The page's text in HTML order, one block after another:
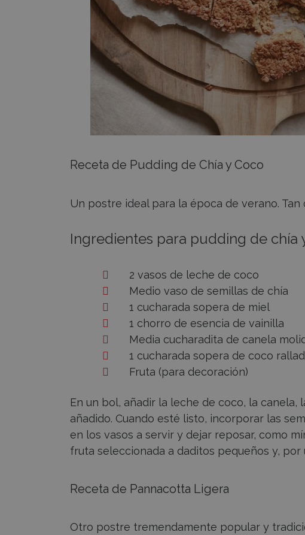
Receta de Pudding de Chía y Coco
Un postre ideal para la época de verano.
Ingredientes para pudding de chía
2 vasos de leche de coco
Medio vaso de semillas de chía
1 cucharada sopera de miel
1 chorro de esencia de vainilla
Media cucharadita de canela
1 cucharada sopera de coco
Fruta (para decoración)
En un bol, añadir la leche de coco, la
añadido. Cuando esté listo, incorporar las
en los vasos a servir y dejar reposar, como
fruta seleccionada a daditos pequeños y,
Receta de Pannacotta Ligera
Otro postre tremendamente popular y